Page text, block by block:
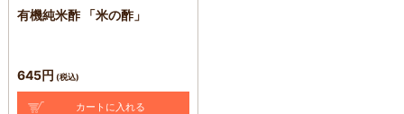
有機純米酢 「米の酢」
645円 (税込)